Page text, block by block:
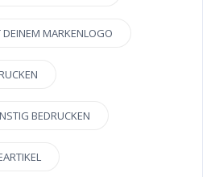
DEINEM MARKENLOGO
BEDRUCKEN